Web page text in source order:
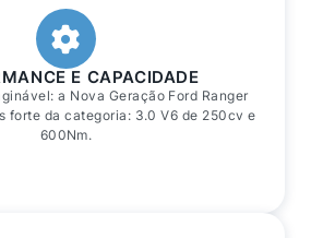
E CAPACIDADE
a Nova Geração Ford Ranger
forte da categoria: 3.0 V6 de 250cv e
600Nm.